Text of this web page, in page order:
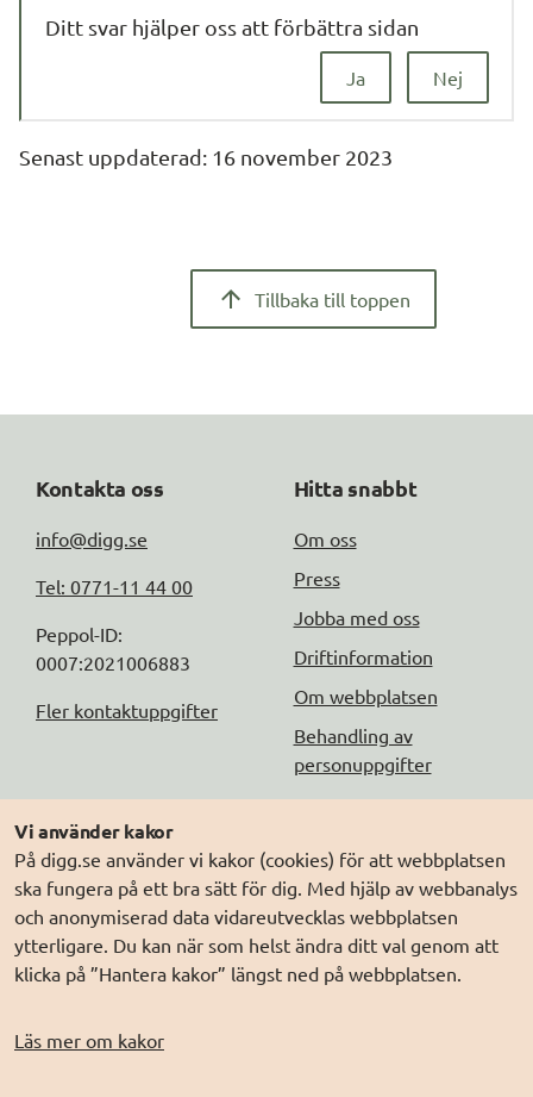
Vi använder kakor
På digg.se använder vi kakor (cookies) för att webbplatsen
ska fungera på ett bra sätt för dig. Med hjälp av webbanalys
och anonymiserad data vidareutvecklas webbplatsen
ytterligare. Du kan när som helst ändra ditt val genom att
klicka på ”Hantera kakor” längst ned på webbplatsen.
Läs mer om kakor
Nej
Ja
Ditt svar hjälper oss att förbättra sidan
Senast uppdaterad: 16 november 2023
Tillbaka till toppen
Kontakta oss
info@digg.se
Tel: 0771-11 44 00
Peppol-ID:
0007:2021006883
Fler kontaktuppgifter
Hitta snabbt
Om oss
Press
Jobba med oss
Driftinformation
Om webbplatsen
Behandling av
personuppgifter
Följ oss
DIGG på
Prenumerera på nyheter
DIGG på
LinkedIn
DIGG på
PressMachine
DIGG på
Digg play
Elegitimation.se
Min myndighetspost
Sveriges dataportal
Sweden Connect